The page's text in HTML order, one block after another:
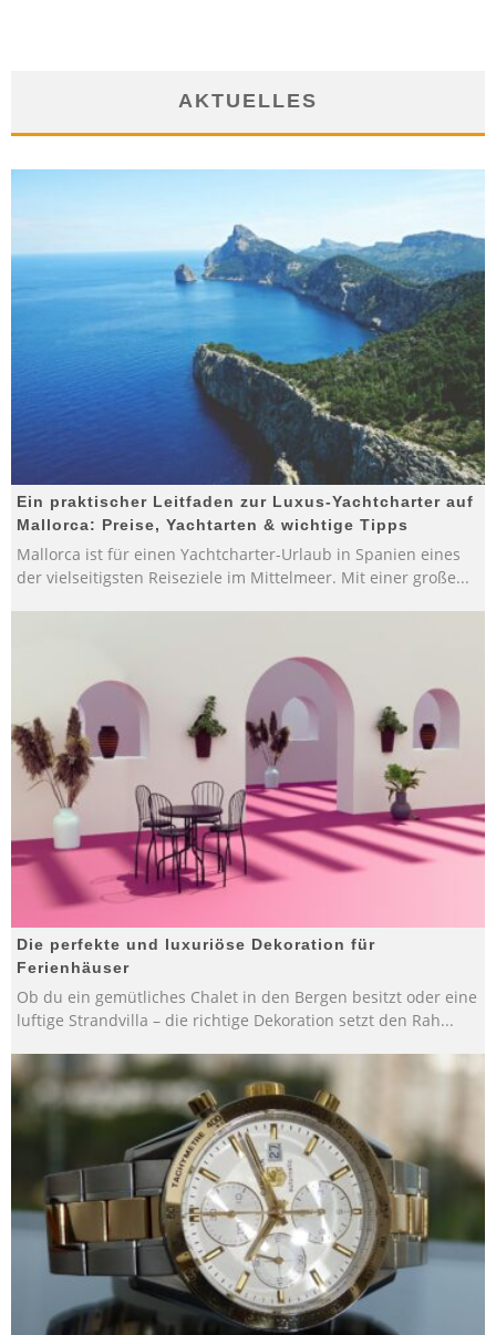
AKTUELLES
Ein praktischer Leitfaden zur Luxus-Yachtcharter auf
Mallorca: Preise, Yachtarten & wichtige Tipps
Mallorca ist für einen Yachtcharter-Urlaub in Spanien eines
der vielseitigsten Reiseziele im Mittelmeer. Mit einer große...
Die perfekte und luxuriöse Dekoration für
Ferienhäuser
Ob du ein gemütliches Chalet in den Bergen besitzt oder eine
luftige Strandvilla – die richtige Dekoration setzt den Rah...